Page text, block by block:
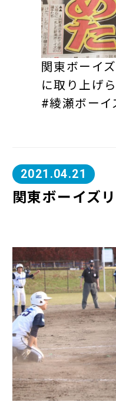
関東ボーイ
に取り上げ
#綾瀬ボーイ
2021.04.21
関東ボーイズ